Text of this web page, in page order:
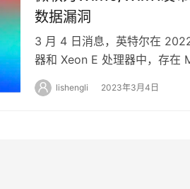
数据漏洞
3 月 4 日消息，英特尔在
器和 Xeon E 处理器中，存在
安全补…
lishengli 2023年3月4日